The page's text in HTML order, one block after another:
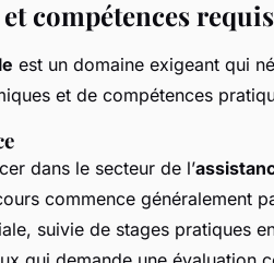
compétences
est un domaine exigeant qui
et de compétences
dans le secteur de l’
commence généralement
suivie de stages pratiques